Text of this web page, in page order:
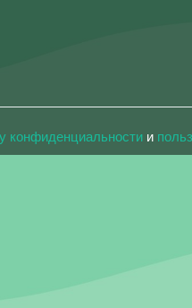
конфиденциальности и